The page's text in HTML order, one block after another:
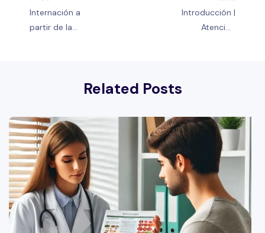
Internación a
partir de la
Introducción |
Atención
Related Posts